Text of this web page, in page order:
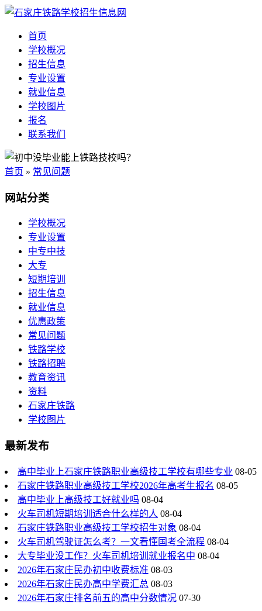
首页
学校概况
招生信息
专业设置
就业信息
学校图片
报名
联系我们
首页 » 常见问题
网站分类
学校概况
专业设置
中专中技
大专
短期培训
招生信息
就业信息
优惠政策
常见问题
铁路学校
铁路招聘
教育资讯
资料
石家庄铁路
学校图片
最新发布
高中毕业上石家庄铁路职业高级技工学校有哪些专业 08-05
石家庄铁路职业高级技工学校2026年高考生报名 08-05
高中毕业上高级技工好就业吗 08-04
火车司机短期培训适合什么样的人 08-04
石家庄铁路职业高级技工学校招生对象 08-04
火车司机驾驶证怎么考？一文看懂国考全流程 08-04
大专毕业没工作？火车司机培训就业报名中 08-04
2026年石家庄民办初中收费标准 08-03
2026年石家庄民办高中学费汇总 08-03
2026年石家庄排名前五的高中分数情况 07-30